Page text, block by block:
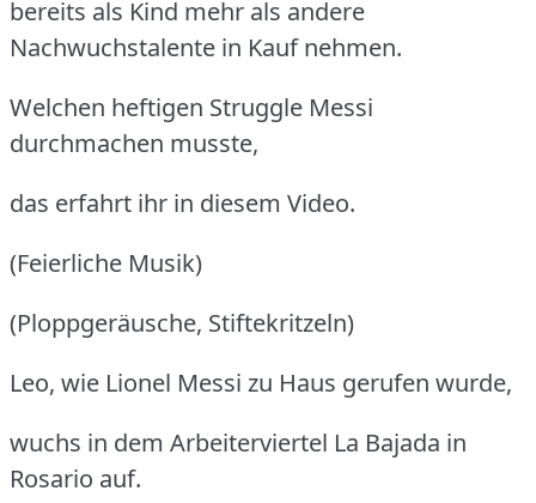
bereits als Kind mehr als andere
Nachwuchstalente in Kauf nehmen.
Welchen heftigen Struggle Messi
durchmachen musste,
das erfahrt ihr in diesem Video.
(Feierliche Musik)
(Ploppgeräusche, Stiftekritzeln)
Leo, wie Lionel Messi zu Haus gerufen wurde,
wuchs in dem Arbeiterviertel La Bajada in
Rosario auf.